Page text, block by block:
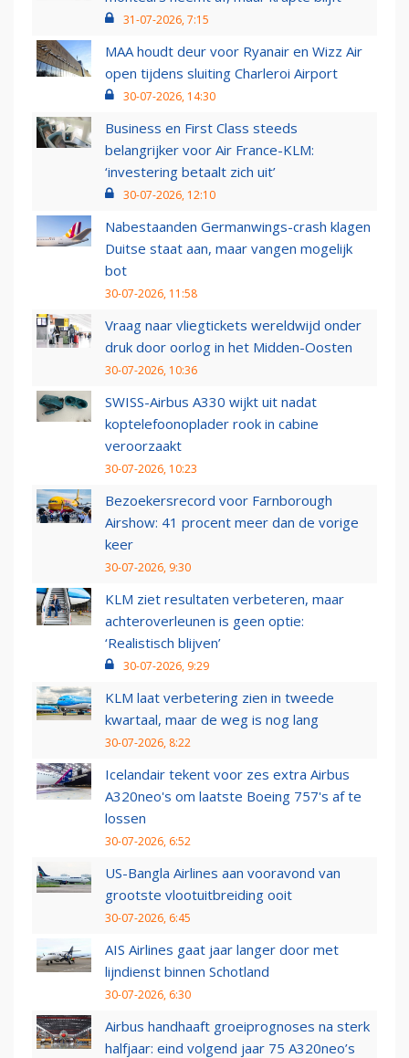
31-07-2026, 7:15
MAA houdt deur voor Ryanair en Wizz Air
open tijdens sluiting Charleroi Airport
30-07-2026, 14:30
Business en First Class steeds
belangrijker voor Air France-KLM:
‘investering betaalt zich uit’
30-07-2026, 12:10
Nabestaanden Germanwings-crash klagen
Duitse staat aan, maar vangen mogelijk
bot
30-07-2026, 11:58
Vraag naar vliegtickets wereldwijd onder
druk door oorlog in het Midden-Oosten
30-07-2026, 10:36
SWISS-Airbus A330 wijkt uit nadat
koptelefoonoplader rook in cabine
veroorzaakt
30-07-2026, 10:23
Bezoekersrecord voor Farnborough
Airshow: 41 procent meer dan de vorige
keer
30-07-2026, 9:30
KLM ziet resultaten verbeteren, maar
achteroverleunen is geen optie:
‘Realistisch blijven’
30-07-2026, 9:29
KLM laat verbetering zien in tweede
kwartaal, maar de weg is nog lang
30-07-2026, 8:22
Icelandair tekent voor zes extra Airbus
A320neo's om laatste Boeing 757's af te
lossen
30-07-2026, 6:52
US-Bangla Airlines aan vooravond van
grootste vlootuitbreiding ooit
30-07-2026, 6:45
AIS Airlines gaat jaar langer door met
lijndienst binnen Schotland
30-07-2026, 6:30
Airbus handhaaft groeiprognoses na sterk
halfjaar: eind volgend jaar 75 A320neo’s